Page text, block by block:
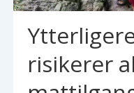
risikerer